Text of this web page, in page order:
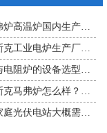
2026马弗炉高温炉国内生产厂家推荐口碑排名榜｜工业&科研选型攻略
洛阳贝斯克工业电炉生产厂家推荐工艺流程详解｜炉体加工、喷漆防腐、炉膛材料砌筑、电阻带安装、配电柜成套安装工序
马弗炉与电阻炉的设备选型与日常运维要点
洛阳贝斯克马弗炉怎么样？马弗炉与普通电阻炉核心区别深度解析（2026选型指南）
建一个家庭光伏电站大概需要多少钱？